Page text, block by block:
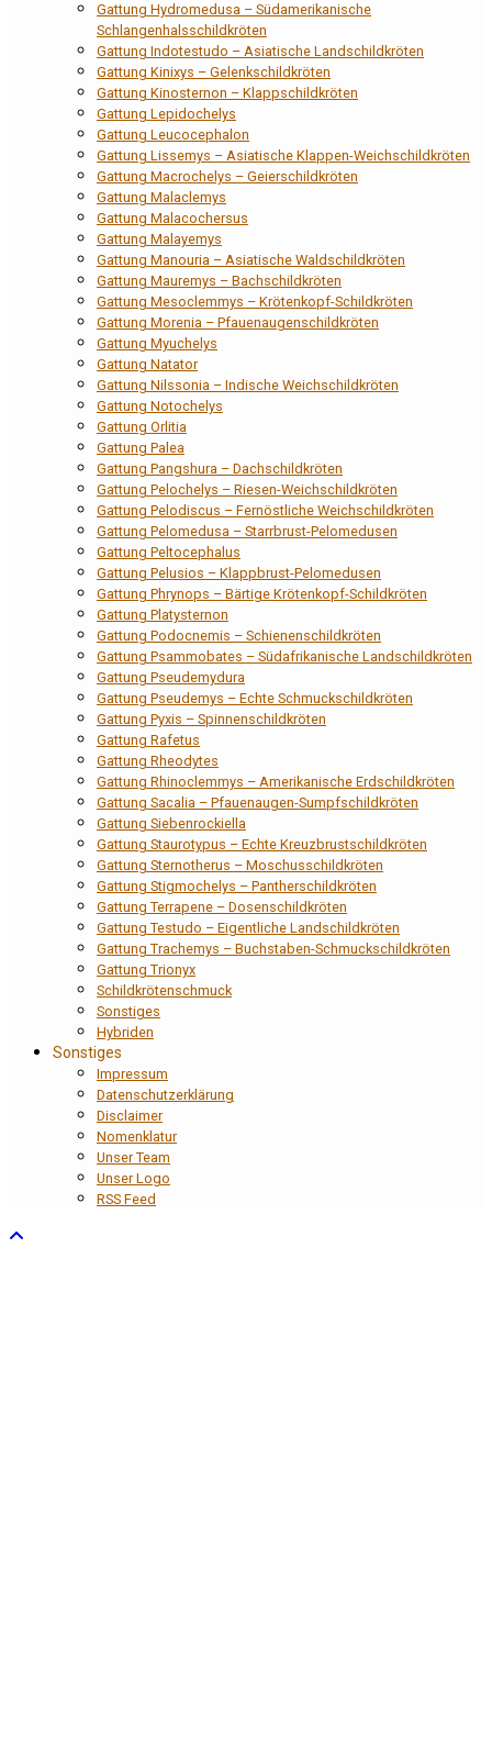
Gattung Hydromedusa – Südamerikanische
Schlangenhalsschildkröten
Gattung Indotestudo – Asiatische Landschildkröten
Gattung Kinixys – Gelenkschildkröten
Gattung Kinosternon – Klappschildkröten
Gattung Lepidochelys
Gattung Leucocephalon
Gattung Lissemys – Asiatische Klappen-Weichschildkröten
Gattung Macrochelys – Geierschildkröten
Gattung Malaclemys
Gattung Malacochersus
Gattung Malayemys
Gattung Manouria – Asiatische Waldschildkröten
Gattung Mauremys – Bachschildkröten
Gattung Mesoclemmys – Krötenkopf-Schildkröten
Gattung Morenia – Pfauenaugenschildkröten
Gattung Myuchelys
Gattung Natator
Gattung Nilssonia – Indische Weichschildkröten
Gattung Notochelys
Gattung Orlitia
Gattung Palea
Gattung Pangshura – Dachschildkröten
Gattung Pelochelys – Riesen-Weichschildkröten
Gattung Pelodiscus – Fernöstliche Weichschildkröten
Gattung Pelomedusa – Starrbrust-Pelomedusen
Gattung Peltocephalus
Gattung Pelusios – Klappbrust-Pelomedusen
Gattung Phrynops – Bärtige Krötenkopf-Schildkröten
Gattung Platysternon
Gattung Podocnemis – Schienenschildkröten
Gattung Psammobates – Südafrikanische Landschildkröten
Gattung Pseudemydura
Gattung Pseudemys – Echte Schmuckschildkröten
Gattung Pyxis – Spinnenschildkröten
Gattung Rafetus
Gattung Rheodytes
Gattung Rhinoclemmys – Amerikanische Erdschildkröten
Gattung Sacalia – Pfauenaugen-Sumpfschildkröten
Gattung Siebenrockiella
Gattung Staurotypus – Echte Kreuzbrustschildkröten
Gattung Sternotherus – Moschusschildkröten
Gattung Stigmochelys – Pantherschildkröten
Gattung Terrapene – Dosenschildkröten
Gattung Testudo – Eigentliche Landschildkröten
Gattung Trachemys – Buchstaben-Schmuckschildkröten
Gattung Trionyx
Schildkrötenschmuck
Sonstiges
Hybriden
Sonstiges
Impressum
Datenschutzerklärung
Disclaimer
Nomenklatur
Unser Team
Unser Logo
RSS Feed